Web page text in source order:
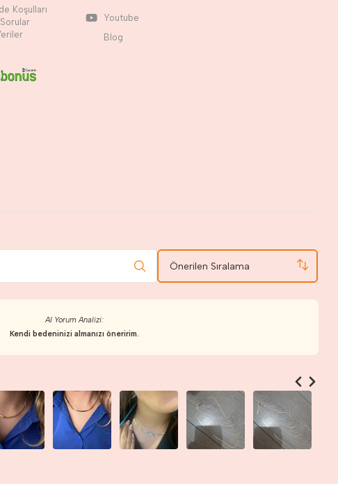
Koşulları
Youtube
Blog
Önerilen Sıralama
AI Yorum Analizi:
Kendi bedeninizi almanızı öneririm.